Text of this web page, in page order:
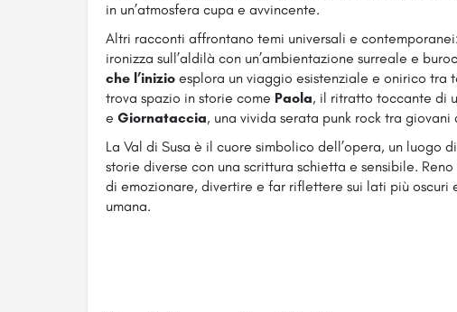
in un’atmosfera cupa e avvincente.
Altri racconti affrontano temi universali e contemporanei:
ironizza sull’aldilà con un’ambientazione surreale e
che l’inizio esplora un viaggio esistenziale e onirico tra
trova spazio in storie come Paola, il ritratto toccante di
e Giornataccia, una vivida serata punk rock tra giovani
La Val di Susa è il cuore simbolico dell’opera, un luogo
storie diverse con una scrittura schietta e sensibile.
di emozionare, divertire e far riflettere sui lati più oscuri
umana.